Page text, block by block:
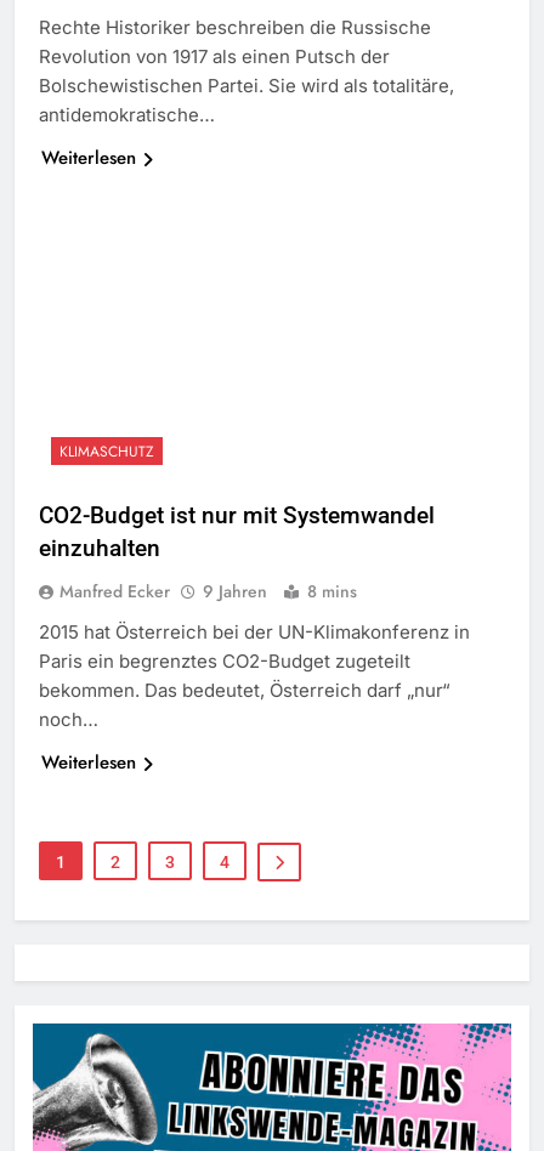
Rechte Historiker beschreiben die Russische
Revolution von 1917 als einen Putsch der
Bolschewistischen Partei. Sie wird als totalitäre,
antidemokratische…
Weiterlesen
KLIMASCHUTZ
CO2-Budget ist nur mit Systemwandel
einzuhalten
Manfred Ecker 9 Jahren 8 mins
2015 hat Österreich bei der UN-Klimakonferenz in
Paris ein begrenztes CO2-Budget zugeteilt
bekommen. Das bedeutet, Österreich darf „nur“
noch…
Weiterlesen
1 2 3 4